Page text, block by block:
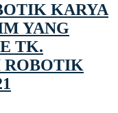
KARYA
YANG
TK.
ROBOTIK